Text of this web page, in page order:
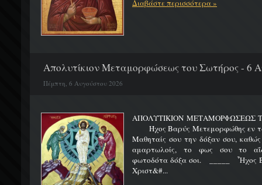
Διαβάστε περισσότερα »
Απολυτίκιον Μεταμορφώσεως του Σωτήρος - 6
Πέμπτη, 6 Αυγούστου 2026
ΑΠΟΛΥΤΙΚΙΟΝ
Ήχος Βαρύς Μετεμορφώθης εν τω
Μαθηταίς σου την δόξαν σου,
αμαρτωλοίς, το φως σου το
φωτοδότα δόξα σοι. _____ Ἦχος
Χριστ&#...